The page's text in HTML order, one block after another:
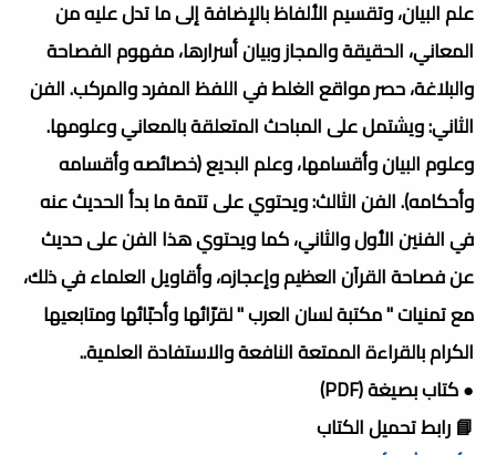
علم البيان، وتقسيم الألفاظ بالإضافة إلى ما تدل عليه من
المعاني، الحقيقة والمجاز وبيان أسرارها، مفهوم الفصاحة
والبلاغة، حصر مواقع الغلط في اللفظ المفرد والمركب. الفن
الثاني: ويشتمل على المباحث المتعلقة بالمعاني وعلومها.
وعلوم البيان وأقسامها، وعلم البديع (خصائصه وأقسامه
وأحكامه). الفن الثالث: ويحتوي على تتمة ما بدأ الحديث عنه
في الفنين الأول والثاني، كما ويحتوي هذا الفن على حديث
عن فصاحة القرآن العظيم وإعجازه، وأقاويل العلماء في ذلك،
مع تمنيات " مكتبة لسان العرب " لقرّائها وأحبّائها ومتابعيها
الكرام بالقراءة الممتعة النافعة والاستفادة العلمية..
● كتاب بصيغة (PDF)
📘 رابط تحميل الكتاب